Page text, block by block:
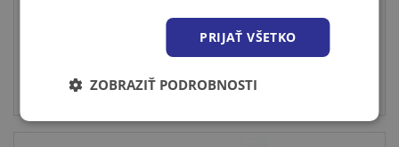
Cena po prihlásení
PRIJAŤ VŠETKO
ZOBRAZIŤ PODROBNOSTI